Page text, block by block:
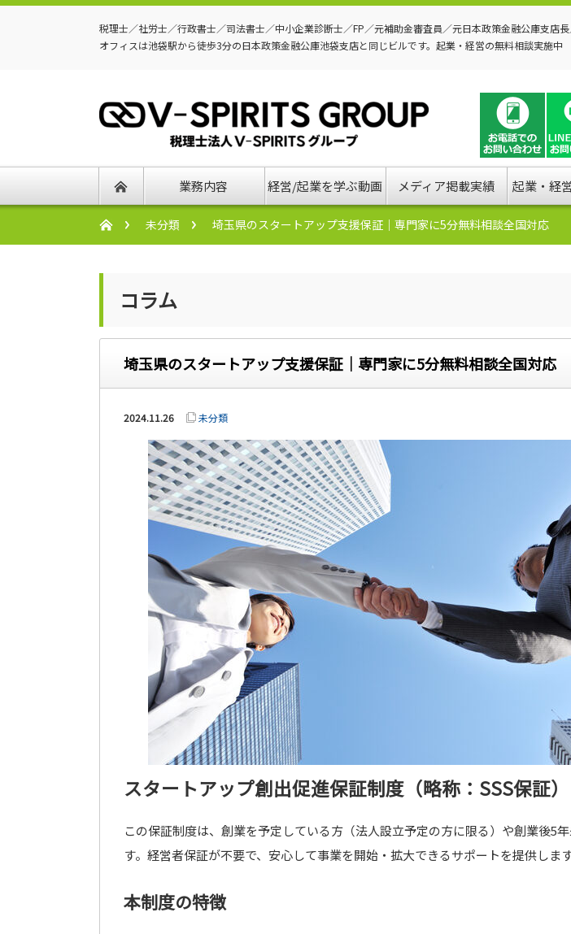
税理士／社労士／行政書士／司法書士／中小企業診断士／FP／元補助金審査員／元日本政策金融公庫支店
オフィスは池袋駅から徒歩3分の日本政策金融公庫池袋支店と同じビルです。起業・経営の無料相談実施中
業務内容 経営/起業を学ぶ動画 メディア掲載実績 起業・経
未分類 埼玉県のスタートアップ支援保証｜専門家に5分無料相談全国対応
コラム
埼玉県のスタートアップ支援保証｜専門家に5分無料相談全国対応
2024.11.26 未分類
スタートアップ創出促進保証制度（略称：SSS保証）
この保証制度は、創業を予定している方（法人設立予定の方に限る）や創業後5
す。経営者保証が不要で、安心して事業を開始・拡大できるサポートを提供します
本制度の特徴